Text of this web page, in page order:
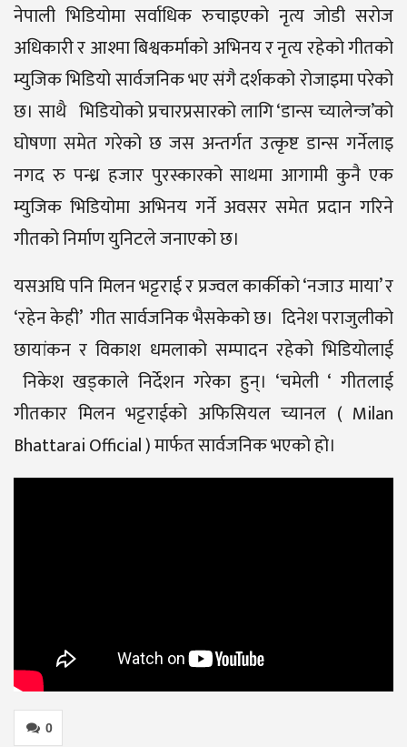
नेपाली भिडियोमा सर्वाधिक रुचाइएको नृत्य जोडी सरोज
अधिकारी र आश्मा बिश्वकर्माको अभिनय र नृत्य रहेको गीतको
म्युजिक भिडियो सार्वजनिक भए संगै दर्शकको रोजाइमा परेको
छ। साथै भिडियोको प्रचारप्रसारको लागि ‘डान्स च्यालेन्ज’को
घोषणा समेत गरेको छ जस अन्तर्गत उत्कृष्ट डान्स गर्नेलाइ
नगद रु पन्ध्र हजार पुरस्कारको साथमा आगामी कुनै एक
म्युजिक भिडियोमा अभिनय गर्ने अवसर समेत प्रदान गरिने
गीतको निर्माण युनिटले जनाएको छ।
यसअघि पनि मिलन भट्टराई र प्रज्वल कार्कीको ‘नजाउ माया’ र
‘रहेन केही’ गीत सार्वजनिक भैसकेको छ। दिनेश पराजुलीको
छायांकन र विकाश धमलाको सम्पादन रहेको भिडियोलाई
निकेश खड्काले निर्देशन गरेका हुन्। ‘चमेली ‘ गीतलाई
गीतकार मिलन भट्टराईको अफिसियल च्यानल ( Milan
Bhattarai Official ) मार्फत सार्वजनिक भएको हो।
0